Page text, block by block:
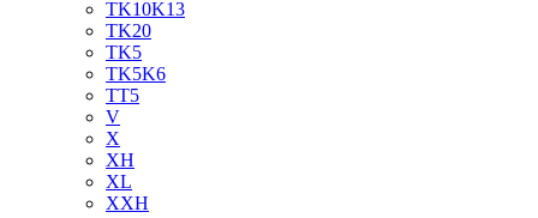
TK10K13
TK20
TK5
TK5K6
TT5
V
X
XH
XL
XXH